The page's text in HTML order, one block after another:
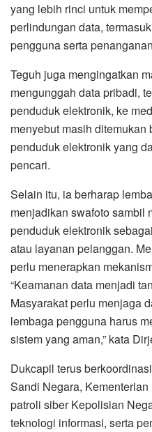
yang lebih rinci untuk
perlindungan data,
pengguna serta
Teguh juga mengingatkan
mengunggah data pribadi,
penduduk elektronik, ke
menyebut masih
penduduk elektronik yang
pencari.
Selain itu, ia berharap
menjadikan swafoto sambil
penduduk elektronik
atau layanan pelanggan.
perlu menerapkan
“Keamanan data menjadi
Masyarakat perlu menjaga
lembaga pengguna harus
sistem yang aman,” kata
Dukcapil terus
Sandi Negara,
patroli siber Kepolisian
teknologi informasi, serta